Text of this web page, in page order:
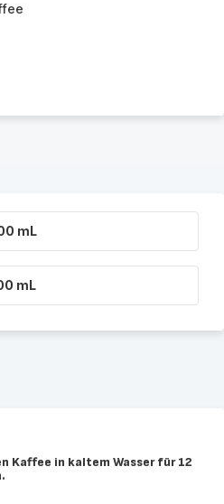
mL
mL
Kaffee in kaltem Wasser für 12